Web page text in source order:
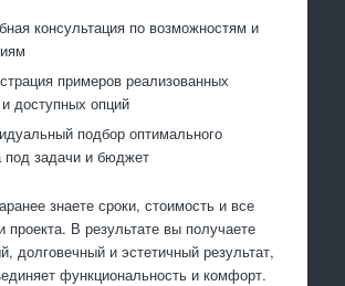
консультация по возможностям и
примеров реализованных
доступных опций
подбор оптимального
под задачи и бюджет
знаете сроки, стоимость и все
проекта. В результате вы получаете
долговечный и эстетичный результат,
функциональность и комфорт.